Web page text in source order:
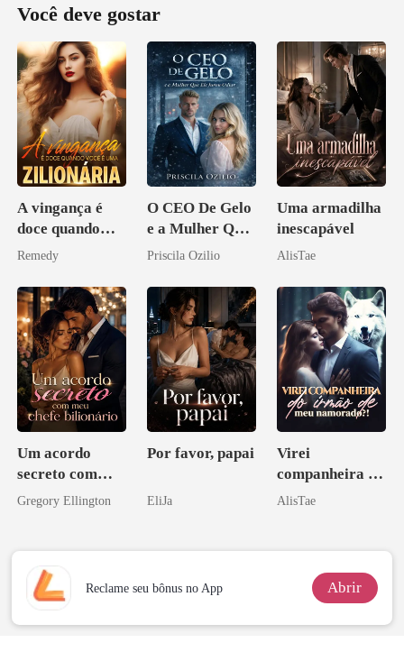
Você deve gostar
A vingança é
doce quando
você é uma
Remedy
O CEO De Gelo
e a Mulher Que
Ele Jurou Odiar
Priscila Ozilio
Uma armadilha
inescapável
AlisTae
Um acordo
secreto com
meu chefe
Gregory Ellington
Por favor, papai
EliJa
Virei
companheira do
irmão de meu
AlisTae
Reclame seu bônus no App Abrir